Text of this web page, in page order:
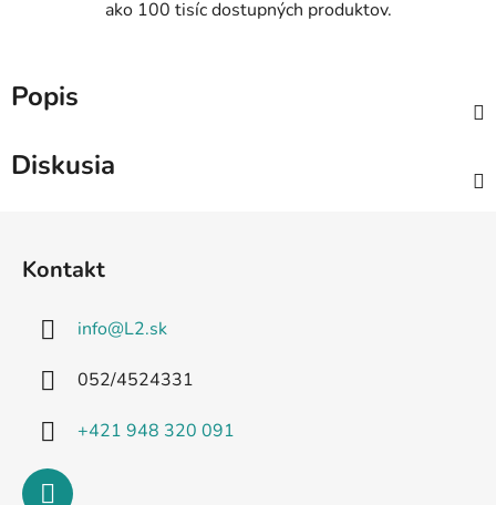
ako 100 tisíc dostupných produktov.
Popis
Diskusia
Kontakt
info@L2.sk
052/4524331
+421 948 320 091